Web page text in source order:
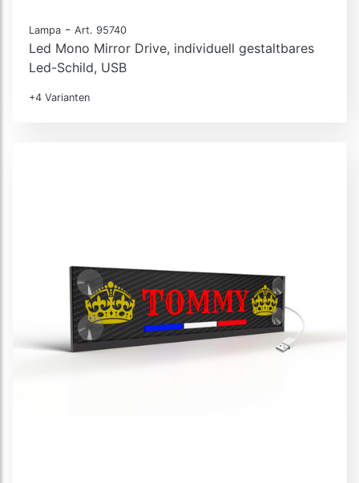
Lampa - Art. 95740
Led Mono Mirror Drive, individuell gestaltbares
Led-Schild, USB
+4 Varianten